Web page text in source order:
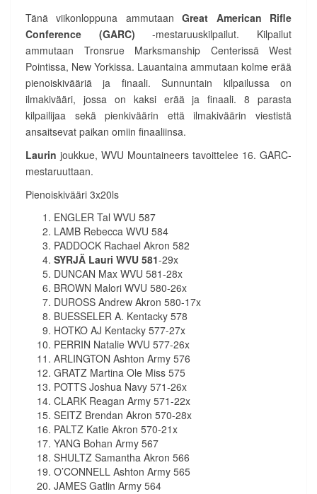
Tänä viikonloppuna ammutaan Great American Rifle
Conference (GARC) -mestaruuskilpailut. Kilpailut
ammutaan Tronsrue Marksmanship Centerissä West
Pointissa, New Yorkissa. Lauantaina ammutaan kolme erää
pienoiskivääriä ja finaali. Sunnuntain kilpailussa on
ilmakivääri, jossa on kaksi erää ja finaali. 8 parasta
kilpailijaa sekä pienkiväärin että ilmakiväärin viestistä
ansaitsevat paikan omiin finaaliinsa.
Laurin joukkue, WVU Mountaineers tavoittelee 16. GARC-
mestaruuttaan.
Pienoiskivääri 3x20ls
ENGLER Tal WVU 587
LAMB Rebecca WVU 584
PADDOCK Rachael Akron 582
SYRJÄ Lauri WVU 581-29x
DUNCAN Max WVU 581-28x
BROWN Malori WVU 580-26x
DUROSS Andrew Akron 580-17x
BUESSELER A. Kentacky 578
HOTKO AJ Kentacky 577-27x
PERRIN Natalie WVU 577-26x
ARLINGTON Ashton Army 576
GRATZ Martina Ole Miss 575
POTTS Joshua Navy 571-26x
CLARK Reagan Army 571-22x
SEITZ Brendan Akron 570-28x
PALTZ Katie Akron 570-21x
YANG Bohan Army 567
SHULTZ Samantha Akron 566
O’CONNELL Ashton Army 565
JAMES Gatlin Army 564